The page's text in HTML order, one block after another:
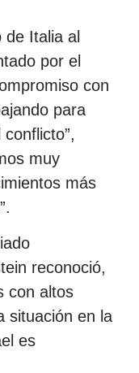
de Italia al
por el
con
para
muy
más
reconoció,
con altos
situación en la
es